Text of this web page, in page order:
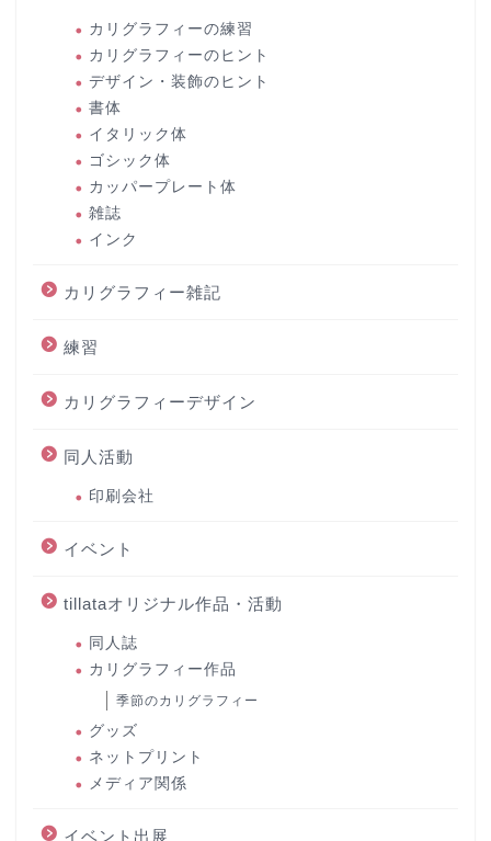
カリグラフィーの練習
カリグラフィーのヒント
デザイン・装飾のヒント
書体
イタリック体
ゴシック体
カッパープレート体
雑誌
インク
カリグラフィー雑記
練習
カリグラフィーデザイン
同人活動
印刷会社
イベント
tillataオリジナル作品・活動
同人誌
カリグラフィー作品
季節のカリグラフィー
グッズ
ネットプリント
メディア関係
イベント出展